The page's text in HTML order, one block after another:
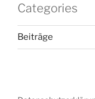
Categories
Beiträge